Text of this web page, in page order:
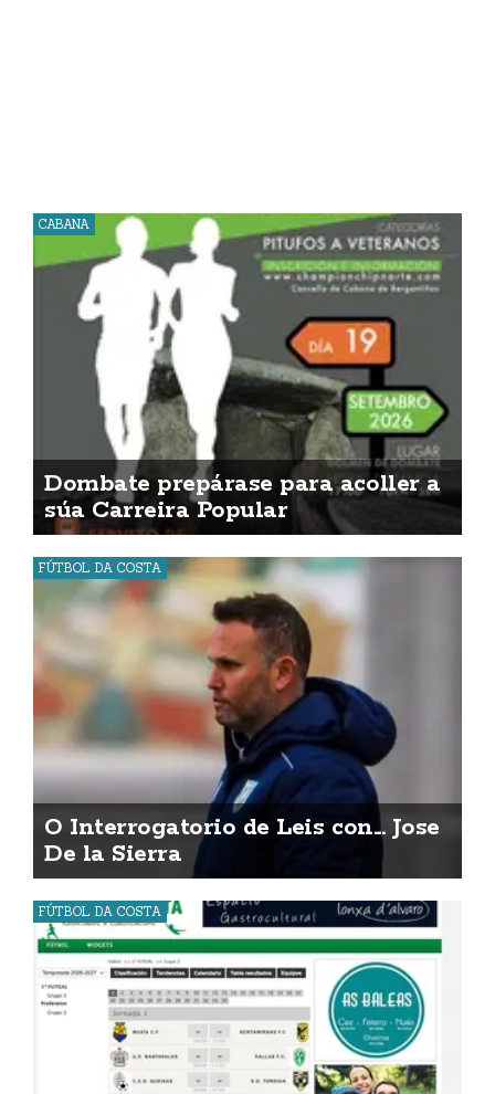
CABANA
Dombate prepárase para acoller a
súa Carreira Popular
FÚTBOL DA COSTA
O Interrogatorio de Leis con... Jose
De la Sierra
FÚTBOL DA COSTA